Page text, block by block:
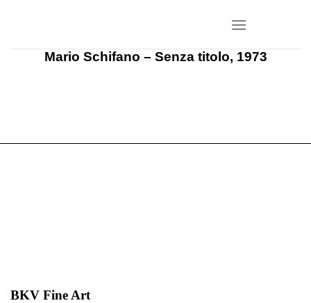
Mario Schifano – Senza titolo, 1973
BKV Fine Art